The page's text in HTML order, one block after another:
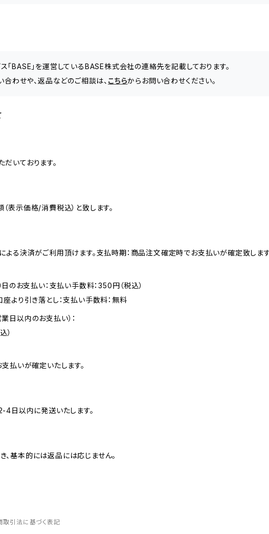
「BASE」を運営しているBASE株式会社の連絡先を記載しております。
わせや、返品などのご相談は、 こちらからお問い合わせください。
いております。
表示価格/消費税込）と致します。
よる決済がご利用頂けます。支払時期：商品注文確定時でお支払いが確定致します
のお支払い：支払い手数料：350円（税込）
より引き落とし：支払い手数料：無料
日以内のお支払い）：
）
払いが確定いたします。
日以内に発送いたします。
基本的には返品には応じません。
取引法に基づく表記